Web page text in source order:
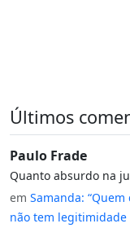
Últimos
Paulo Frade
Quanto absurdo na
em Samanda:
não tem